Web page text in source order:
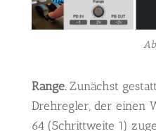
Range.Zunächst
Drehregler, der einen
64 (Schrittweite 1)